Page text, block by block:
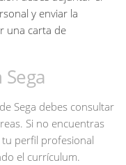
y enviar la
una carta de
Sega debes consultar
Si no encuentras
perfil profesional
el currículum.